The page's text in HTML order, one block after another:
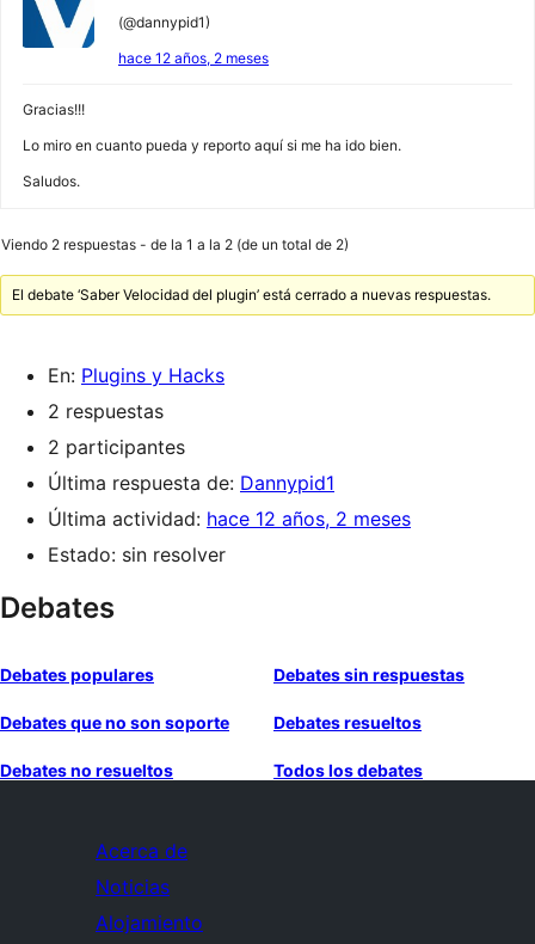
(@dannypid1)
hace 12 años, 2 meses
Gracias!!!
Lo miro en cuanto pueda y reporto aquí si me ha ido bien.
Saludos.
Viendo 2 respuestas - de la 1 a la 2 (de un total de 2)
El debate ‘Saber Velocidad del plugin’ está cerrado a nuevas respuestas.
En: Plugins y Hacks
2 respuestas
2 participantes
Última respuesta de: Dannypid1
Última actividad: hace 12 años, 2 meses
Estado: sin resolver
Debates
Debates populares Debates sin respuestas
Debates que no son soporte Debates resueltos
Debates no resueltos Todos los debates
Acerca de
Noticias
Alojamiento